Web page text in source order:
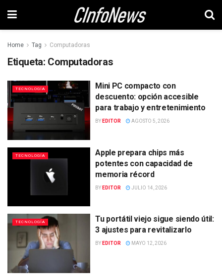
Home Tag Computadoras
Etiqueta: Computadoras
TECNOLOGÍA
Mini PC compacto con
descuento: opción accesible
para trabajo y entretenimiento
BY EDITOR AGOSTO 5, 2026
TECNOLOGÍA
Apple prepara chips más
potentes con capacidad de
memoria récord
BY EDITOR JULIO 14, 2026
TECNOLOGÍA
Tu portátil viejo sigue siendo útil:
3 ajustes para revitalizarlo
BY EDITOR MAYO 12, 2026